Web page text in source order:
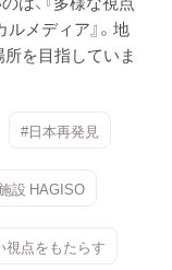
メディア』。地
を目指していま
#日本再発見
設 HAGISO
視点をもたらす